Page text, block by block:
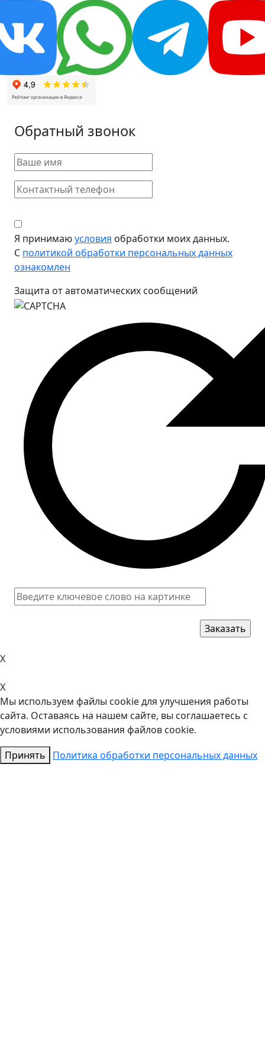
Обратный звонок
Я принимаюусловия обработки моих данных.
С политикой обработки персональных данных
ознакомлен
Защита от автоматических сообщений
X
X
Мы используем файлы cookie для улучшения работы
сайта. Оставаясь на нашем сайте, вы соглашаетесь с
условиями использования файлов cookie.
Принять
Политика обработки персональных данных